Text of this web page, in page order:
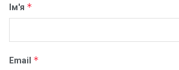
Ім'я *
Email *